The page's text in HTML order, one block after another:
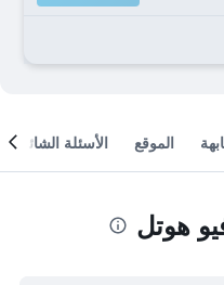
الموقع الأسئلة الشائعة
هوتل